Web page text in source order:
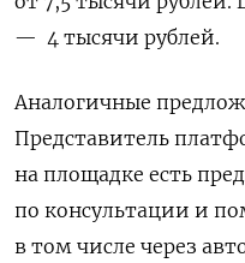
— 4 тысячи рублей.
Аналогичные
Представитель
на площадке есть
по консультации и
в том числе через